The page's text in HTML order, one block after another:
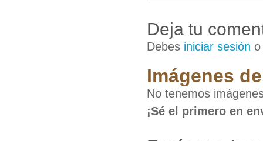
Deja tu
Debes iniciar sesión
Imágenes
No tenemos
¡Sé el primero en